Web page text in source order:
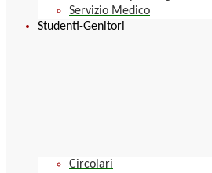
Servizio Medico
Studenti-Genitori
Circolari